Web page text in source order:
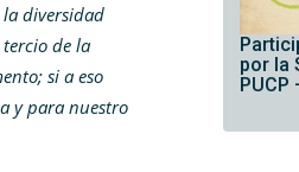
diversidad
de la
si a eso
y para nuestro
por la
PUCP